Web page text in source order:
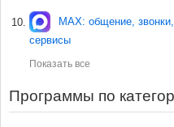
MAX: общение, звонки,
сервисы
Показать все
Программы по